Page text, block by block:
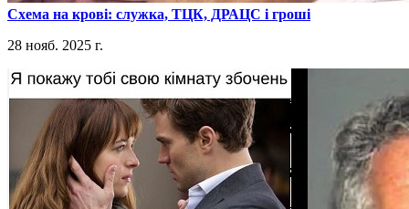
​Схема на крові: служка, ТЦК, ДРАЦС і гроші
28 нояб. 2025 г.